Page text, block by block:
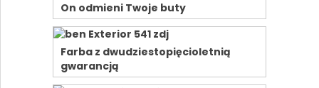
On odmieni Twoje buty
Farba z dwudziestopięcioletnią
gwarancją